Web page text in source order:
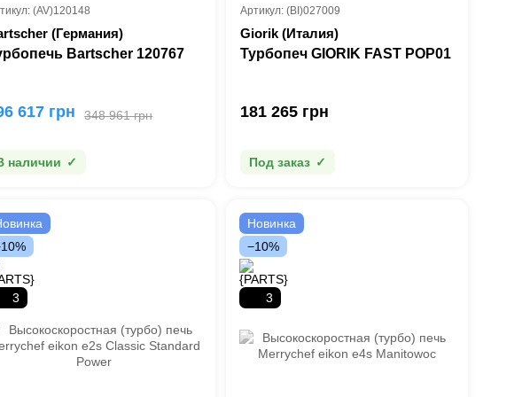
(AV)120148
(Германия)
Bartscher 120767
348 961 грн
617 грн
наличии
Артикул: (BI)027009
Giorik (Италия)
Турбопеч GIORIK FAST POP01
181 265 грн
Под заказ
3
Новинка
−10%
3